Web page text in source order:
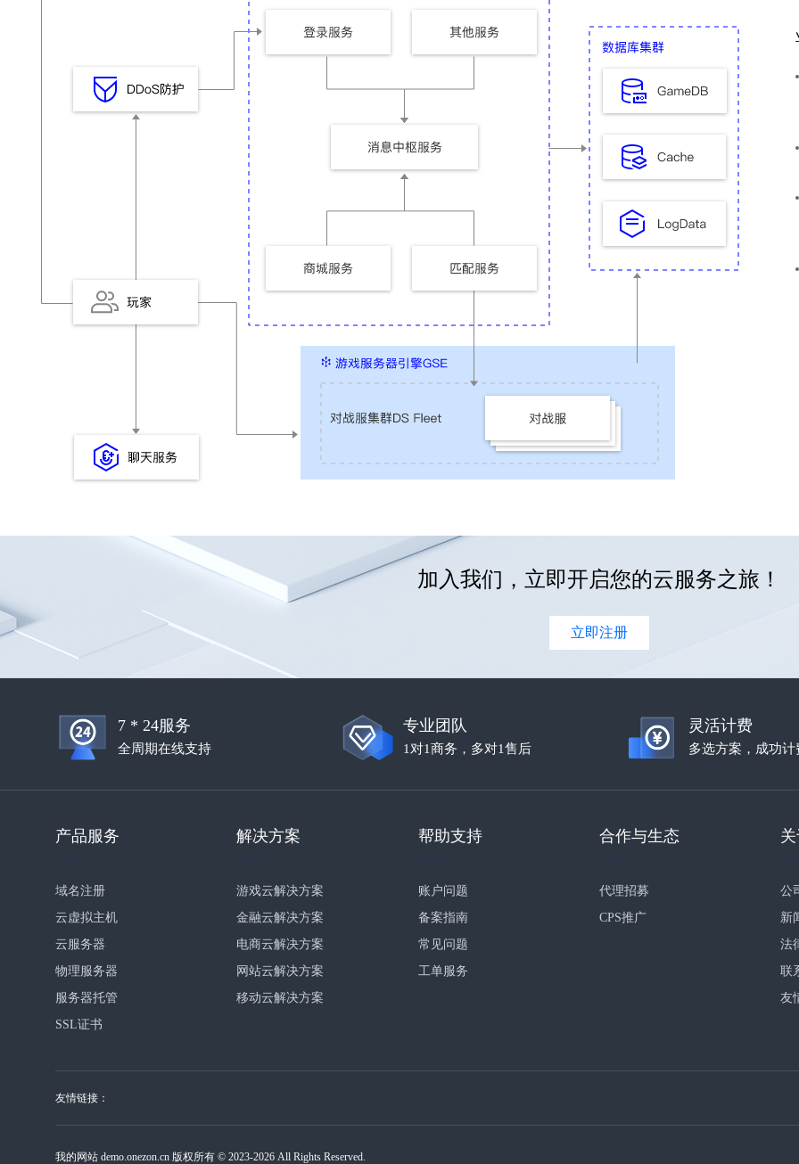
加入我们，立即开启您的云服务之旅！
立即注册
7 * 24服务
全周期在线支持
专业团队
1对1商务，多对1售后
灵活计费
多选方案，成功计
产品服务
域名注册
云虚拟主机
云服务器
物理服务器
服务器托管
SSL证书
解决方案
游戏云解决方案
金融云解决方案
电商云解决方案
网站云解决方案
移动云解决方案
帮助支持
账户问题
备案指南
常见问题
工单服务
合作与生态
代理招募
CPS推广
公
新
法
联
友
友情链接：
我的网站 demo.onezon.cn 版权所有 © 2023-2026 All Rights Reserved.